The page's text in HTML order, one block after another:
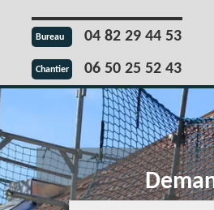
Bureau 04 82 29 44 53
Chantier 06 50 25 52 43